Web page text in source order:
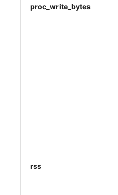
proc_write_bytes
rss